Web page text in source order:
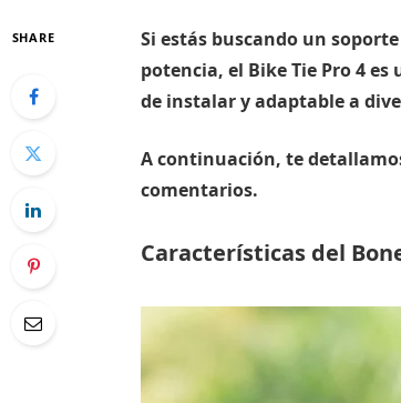
SHARE
Si estás buscando un
potencia, el Bike Tie Pro 4
de instalar y adaptable a
A continuación, te
comentarios.
Características del